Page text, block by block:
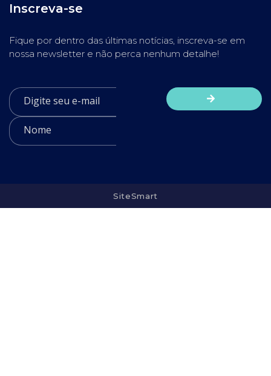
Inscreva-se
Fique por dentro das últimas notícias, inscreva-se em
nossa newsletter e não perca nenhum detalhe!
SiteSmart